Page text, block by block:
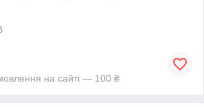
на сайті — 100 ₴